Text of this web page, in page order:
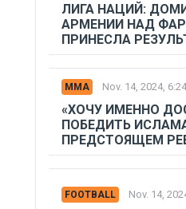
ЛИГА НАЦИЙ:
АРМЕНИИ НАД
ПРИНЕСЛА
MMA Nov. 14, 2024,
«ХОЧУ ИМЕННО
ПОБЕДИТЬ
ПРЕДСТОЯЩЕМ
FOOTBALL Nov. 14,